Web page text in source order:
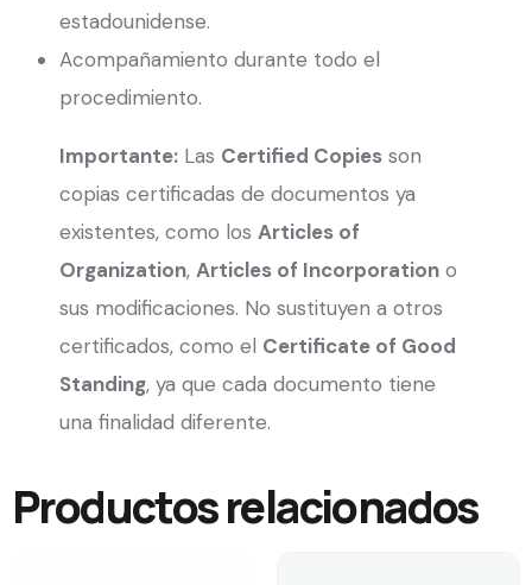
estadounidense.
Acompañamiento durante todo el
procedimiento.
Importante: Las Certified Copies son
copias certificadas de documentos ya
existentes, como los Articles of
Organization, Articles of Incorporation o
sus modificaciones. No sustituyen a otros
certificados, como el Certificate of Good
Standing, ya que cada documento tiene
una finalidad diferente.
Productos relacionados